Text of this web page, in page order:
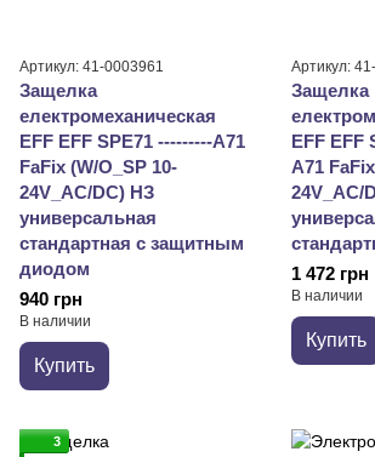
Артикул: 41-0003961
Защелка
електромеханическая
EFF EFF SPE71 ---------A71
FaFix (W/O_SP 10-
24V_AC/DC) НЗ
универсальная
стандартная с защитным
диодом
940 грн
В наличии
Купить
Артикул:
Защелка
EFF EFF
A71
24V_AC/
1 472 грн
В наличии
Купить
3